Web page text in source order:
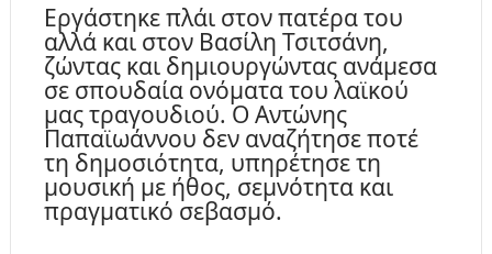
Εργάστηκε πλάι στον πατέρα του
αλλά και στον Βασίλη Τσιτσάνη,
ζώντας και δημιουργώντας ανάμεσα
σε σπουδαία ονόματα του λαϊκού
μας τραγουδιού. Ο Αντώνης
Παπαϊωάννου δεν αναζήτησε ποτέ
τη δημοσιότητα, υπηρέτησε τη
μουσική με ήθος, σεμνότητα και
πραγματικό σεβασμό.